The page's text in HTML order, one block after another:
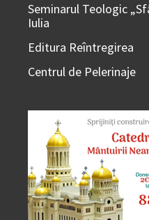
Seminarul Teologic
Iulia
Editura Reîntregirea
Centrul de Pelerinaje